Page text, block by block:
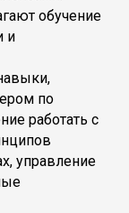
обучение
и
по
работать с
управление